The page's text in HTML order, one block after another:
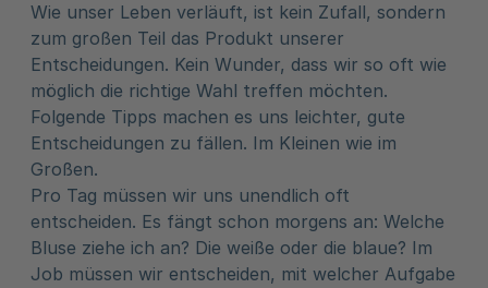
Wie unser Leben verläuft, ist kein Zufall, sondern
zum großen Teil das Produkt unserer
Entscheidungen. Kein Wunder, dass wir so oft wie
möglich die richtige Wahl treffen möchten.
Folgende Tipps machen es uns leichter, gute
Entscheidungen zu fällen. Im Kleinen wie im
Großen.
Pro Tag müssen wir uns unendlich oft
entscheiden. Es fängt schon morgens an: Welche
Bluse ziehe ich an? Die weiße oder die blaue? Im
Job müssen wir entscheiden, mit welcher Aufgabe